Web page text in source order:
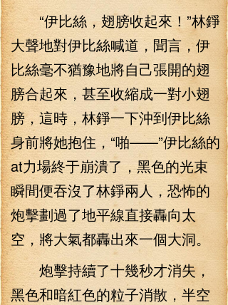
“伊比絲，翅膀收起來！”林錚
大聲地對伊比絲喊道，聞言，伊
比絲毫不猶豫地將自己張開的翅
膀合起來，甚至收縮成一對小翅
膀，這時，林錚一下沖到伊比絲
身前將她抱住，“啪——”伊比絲的
at力場終于崩潰了，黑色的光束
瞬間便吞沒了林錚兩人，恐怖的
炮擊劃過了地平線直接轟向太
空，將大氣都轟出來一個大洞。
炮擊持續了十幾秒才消失，
黑色和暗紅色的粒子消散，半空